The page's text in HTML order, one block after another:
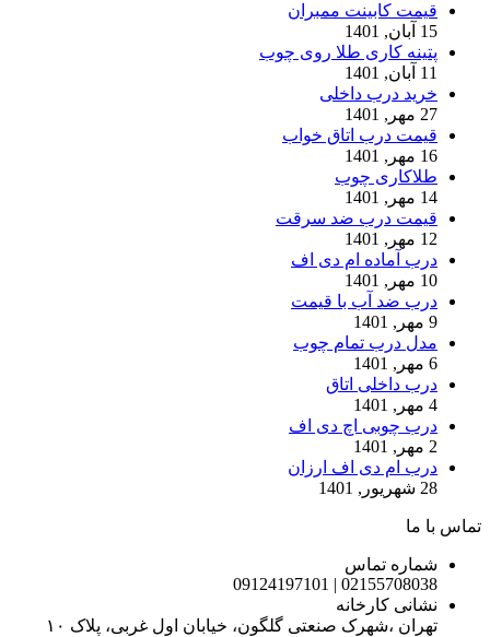
قیمت کابینت ممبران
15 آبان, 1401
پتینه کاری طلا روی چوب
11 آبان, 1401
خرید درب داخلی
27 مهر, 1401
قیمت درب اتاق خواب
16 مهر, 1401
طلاکاری چوب
14 مهر, 1401
قیمت درب ضد سرقت
12 مهر, 1401
درب آماده ام دی اف
10 مهر, 1401
درب ضد آب با قیمت
9 مهر, 1401
مدل درب تمام چوب
6 مهر, 1401
درب داخلی اتاق
4 مهر, 1401
درب چوبی اچ دی اف
2 مهر, 1401
درب ام دی اف ارزان
28 شهریور, 1401
تماس با ما
شماره تماس
02155708038 | 09124197101
نشانی کارخانه
تهران ،شهرک صنعتی گلگون، خیابان اول غربی، پلاک ۱۰